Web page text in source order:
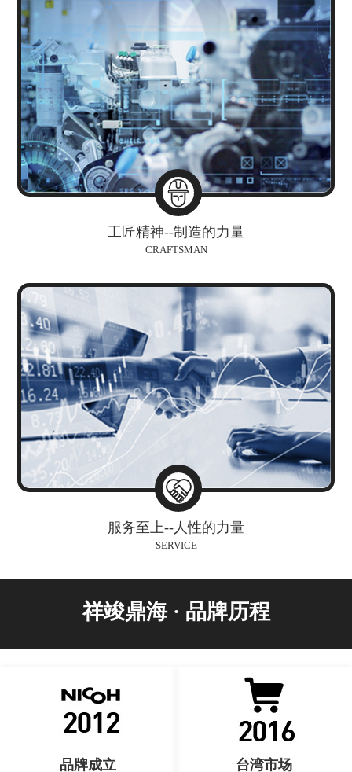
工匠精神--制造的力量
CRAFTSMAN
服务至上--人性的力量
SERVICE
祥竣鼎海 · 品牌历程
品牌成立 台湾市场